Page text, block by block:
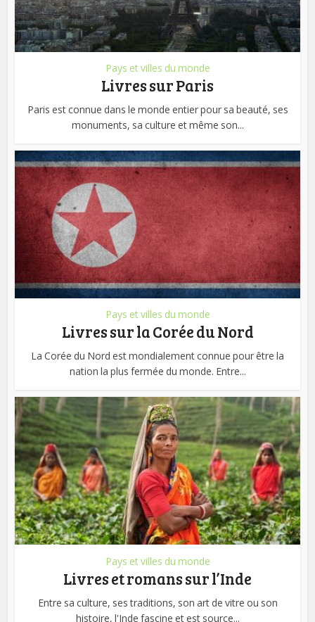
Pays et villes du monde
Livres sur Paris
Paris est connue dans le monde entier pour sa beauté, ses
monuments, sa culture et même son...
Pays et villes du monde
Livres sur la Corée du Nord
La Corée du Nord est mondialement connue pour être la
nation la plus fermée du monde. Entre...
Pays et villes du monde
Livres et romans sur l’Inde
Entre sa culture, ses traditions, son art de vitre ou son
histoire, l'Inde fascine et est source...